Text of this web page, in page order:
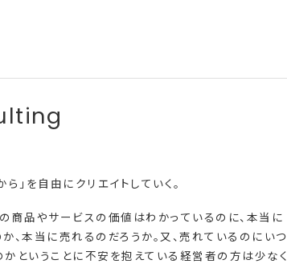
」を自由にクリエイトしていく。
商品やサービスの価値はわかっているのに、本当に
、本当に売れるのだろうか。又、売れているのにいつ
ということに不安を抱えている経営者の方は少なく